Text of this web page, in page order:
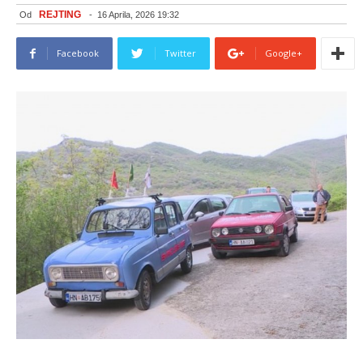
Od REJTING - 16 Aprila, 2026 19:32
Facebook Twitter Google+